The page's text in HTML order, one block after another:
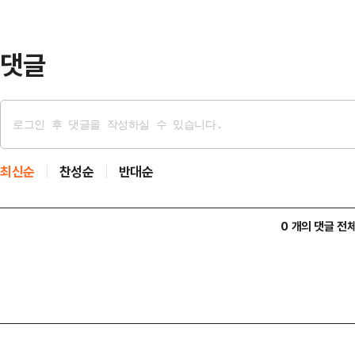
댓글
최신순 찬성순 반대순
0 개의 댓글 전